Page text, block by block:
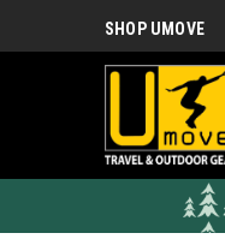
SHOP UMOVE